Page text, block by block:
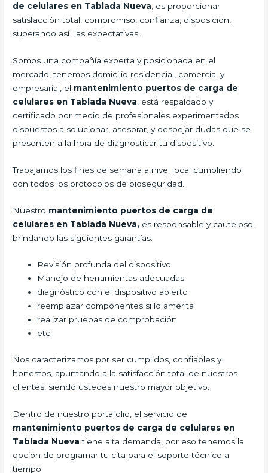
de celulares en Tablada Nueva , es proporcionar
satisfacción total, compromiso, confianza, disposición,
superando así las expectativas.
Somos una compañía experta y posicionada en el
mercado, tenemos domicilio residencial, comercial y
empresarial, el mantenimiento puertos de carga de
celulares en Tablada Nueva , está respaldado y
certificado por medio de profesionales experimentados
dispuestos a solucionar, asesorar, y despejar dudas que se
presenten a la hora de diagnosticar tu dispositivo.
Trabajamos los fines de semana a nivel local cumpliendo
con todos los protocolos de bioseguridad.
Nuestro mantenimiento puertos de carga de
celulares en Tablada Nueva, es responsable y cauteloso,
brindando las siguientes garantías:
Revisión profunda del dispositivo
Manejo de herramientas adecuadas
diagnóstico con el dispositivo abierto
reemplazar componentes si lo amerita
realizar pruebas de comprobación
etc.
Nos caracterizamos por ser cumplidos, confiables y
honestos, apuntando a la satisfacción total de nuestros
clientes, siendo ustedes nuestro mayor objetivo.
Dentro de nuestro portafolio, el servicio de
mantenimiento puertos de carga de celulares en
Tablada Nueva tiene alta demanda, por eso tenemos la
opción de programar tu cita para el soporte técnico a
tiempo.